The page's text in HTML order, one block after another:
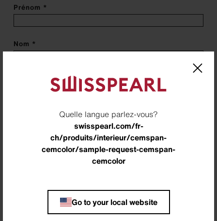
Quelle langue parlez-vous?
swisspearl.com/fr-
ch/produits/interieur/cemspan-
cemcolor/sample-request-cemspan-
cemcolor
Go to your local website
Prénom *
Nom *
Téléphone *
Adresse E-Mail *
Entreprise
Rue, Nr. *